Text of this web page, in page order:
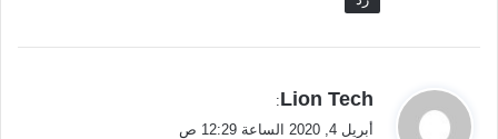
ي
ق
Lion Tech
:
أبريل 4, 2020 الساعة 12:29 ص